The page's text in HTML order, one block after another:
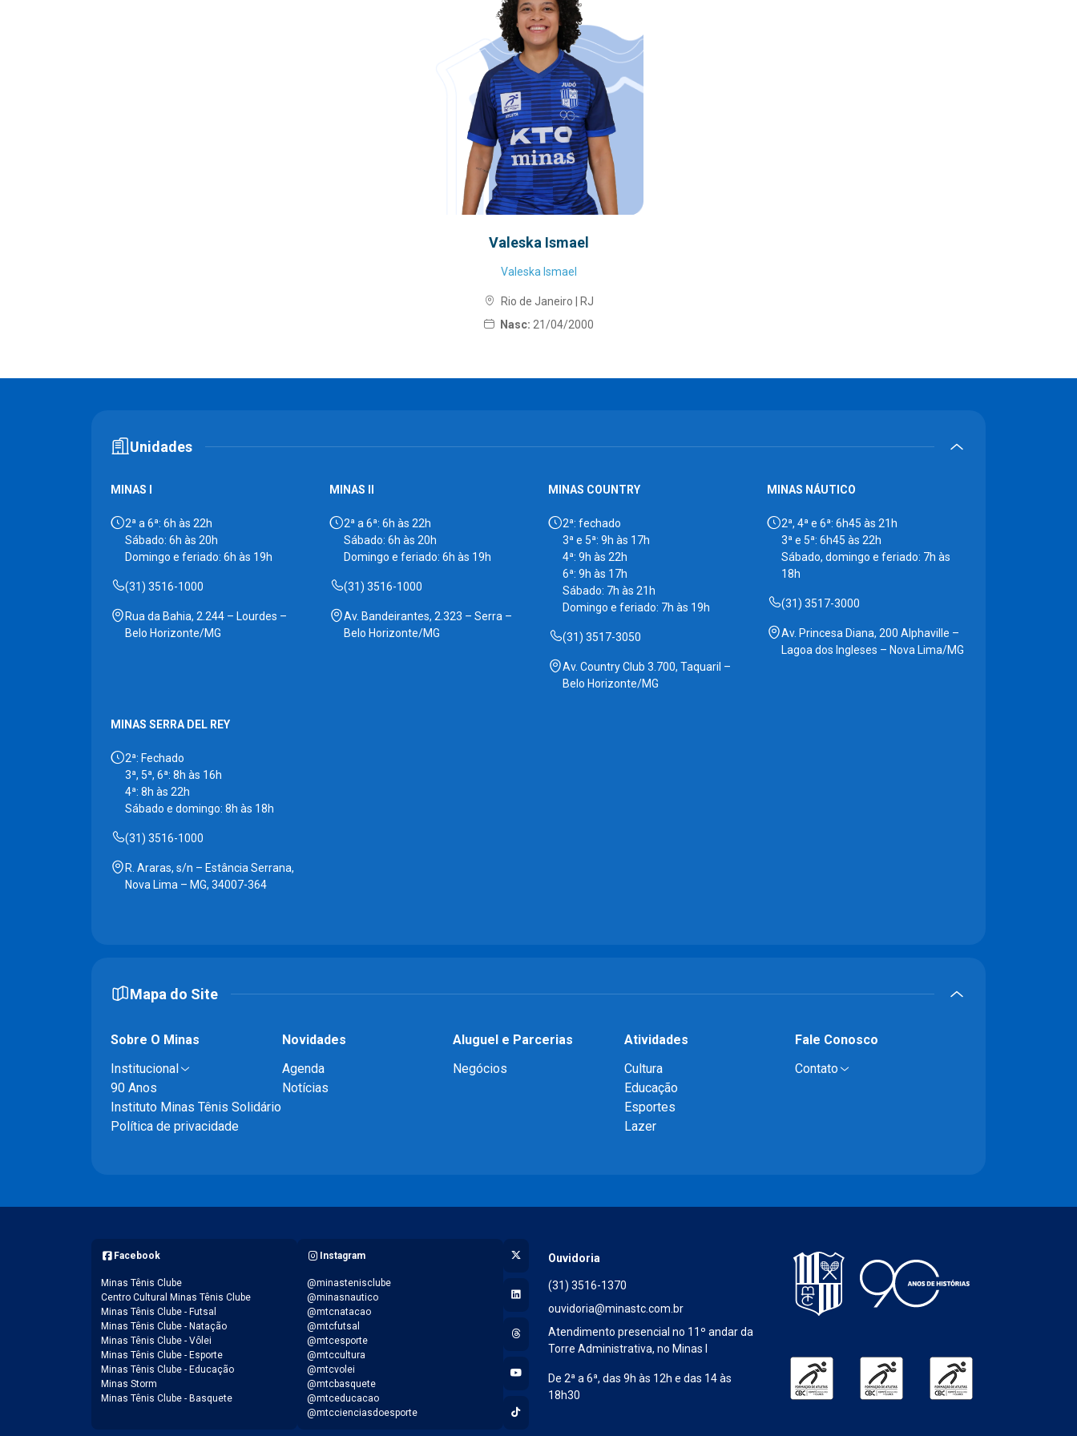
Valeska Ismael
Valeska Ismael
Rio de Janeiro | RJ
Nasc: 21/04/2000
Unidades
MINAS I
2ª a 6ª: 6h às 22h
Sábado: 6h às 20h
Domingo e feriado: 6h às 19h
(31) 3516-1000
Rua da Bahia, 2.244 – Lourdes –
Belo Horizonte/MG
MINAS II
2ª a 6ª: 6h às 22h
Sábado: 6h às 20h
Domingo e feriado: 6h às 19h
(31) 3516-1000
Av. Bandeirantes, 2.323 – Serra –
Belo Horizonte/MG
MINAS COUNTRY
2ª: fechado
3ª e 5ª: 9h às 17h
4ª: 9h às 22h
6ª: 9h às 17h
Sábado: 7h às 21h
Domingo e feriado: 7h às 19h
(31) 3517-3050
Av. Country Club 3.700, Taquaril –
Belo Horizonte/MG
MINAS NÁUTICO
2ª, 4ª e 6ª: 6h45 às 21h
3ª e 5ª: 6h45 às 22h
Sábado, domingo e feriado: 7h às
18h
(31) 3517-3000
Av. Princesa Diana, 200 Alphaville –
Lagoa dos Ingleses – Nova Lima/MG
MINAS SERRA DEL REY
2ª: Fechado
3ª, 5ª, 6ª: 8h às 16h
4ª: 8h às 22h
Sábado e domingo: 8h às 18h
(31) 3516-1000
R. Araras, s/n – Estância Serrana,
Nova Lima – MG, 34007-364
Mapa do Site
Sobre O Minas
Institucional
90 Anos
Instituto Minas Tênis Solidário
Política de privacidade
Novidades
Agenda
Notícias
Aluguel e Parcerias
Negócios
Atividades
Cultura
Educação
Esportes
Lazer
Fale Conosco
Contato
Facebook
Minas Tênis Clube
Centro Cultural Minas Tênis Clube
Minas Tênis Clube - Futsal
Minas Tênis Clube - Natação
Minas Tênis Clube - Vôlei
Minas Tênis Clube - Esporte
Minas Tênis Clube - Educação
Minas Storm
Minas Tênis Clube - Basquete
Instagram
@minastenisclube
@minasnautico
@mtcnatacao
@mtcfutsal
@mtcesporte
@mtccultura
@mtcvolei
@mtcbasquete
@mtceducacao
@mtccienciasdoesporte
X (Twitter)
LinkedIn
Threads
YouTube
Ouvidoria
(31) 3516-1370
ouvidoria@minastc.com.br
Atendimento presencial no 11º andar da
Torre Administrativa, no Minas I
De 2ª a 6ª, das 9h às 12h e das 14 às
18h30